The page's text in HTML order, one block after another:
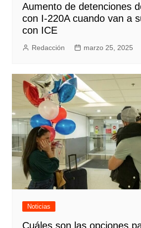
Aumento de detenciones
con I-220A cuando van a
con ICE
Redacción marzo 25, 2025
Noticias
Cuáles son las opciones